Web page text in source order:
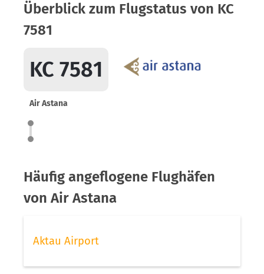
Überblick zum Flugstatus von KC
7581
KC 7581
Air Astana
Häufig angeflogene Flughäfen
von Air Astana
Aktau Airport